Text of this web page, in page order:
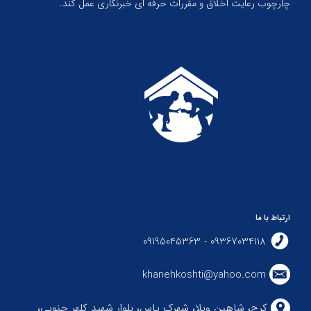
چارچوب رعایت اخلاق و مقررات حرفه ای خبرنگاری عمل کند.
ارتباط با ما
09367034118 - 09195045363
khanehkoshti@yahoo.com